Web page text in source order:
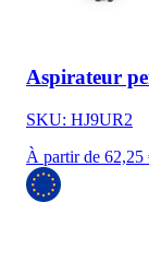
Aspirateur
SKU: HJ9UR2
À partir de 62,25